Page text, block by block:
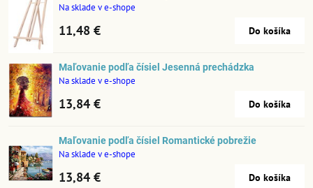
Na sklade v e-shope
11,48 € Do košíka
Maľovanie podľa čísiel Jesenná prechádzka
Na sklade v e-shope
13,84 € Do košíka
Maľovanie podľa čísiel Romantické pobrežie
Na sklade v e-shope
13,84 € Do košíka